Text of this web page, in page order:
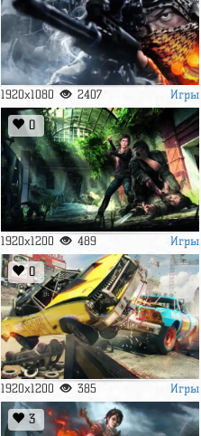
1920x1080 2407 Игры
0
1920x1200 489 Игры
0
1920x1200 385 Игры
3